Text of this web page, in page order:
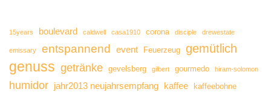
15years boulevard caldwell casa1910 corona disciple drewestate
emissary entspannend event Feuerzeug gemütlich
genuss getränke gevelsberg gilbert gourmedo hiram-solomon
humidor jahr2013 neujahrsempfang kaffee kaffeebohne